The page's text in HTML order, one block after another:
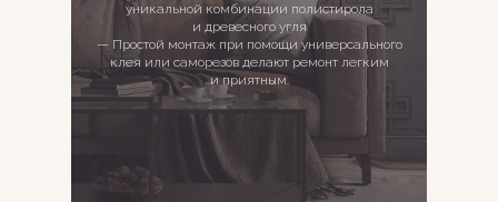
уникальной комбинации полистирола
и древесного угля
— Простой монтаж при помощи универсального
клея или саморезов делают ремонт легким
и приятным.
г. Якутск, ул. Лермонтова, 66, 1 этаж
+79142231965